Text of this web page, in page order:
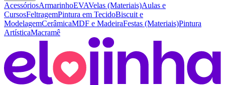
AcessóriosArmarinhoEVAVelas (Materiais)Aulas e
CursosFeltragemPintura em TecidoBiscuit e
ModelagemCerâmicaMDF e MadeiraFestas (Materiais)Pintura
ArtísticaMacramê